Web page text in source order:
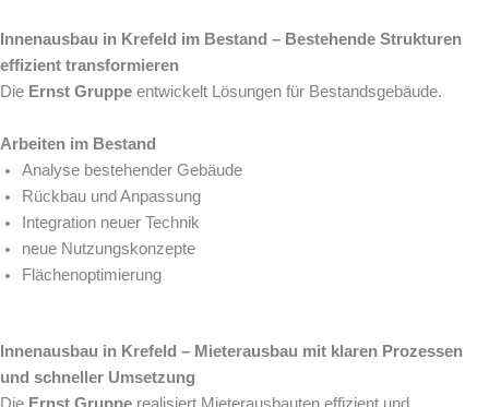
Innenausbau in Krefeld im Bestand – Bestehende Strukturen
effizient transformieren
Die Ernst Gruppe entwickelt Lösungen für Bestandsgebäude.
Arbeiten im Bestand
Analyse bestehender Gebäude
Rückbau und Anpassung
Integration neuer Technik
neue Nutzungskonzepte
Flächenoptimierung
Innenausbau in Krefeld – Mieterausbau mit klaren Prozessen
und schneller Umsetzung